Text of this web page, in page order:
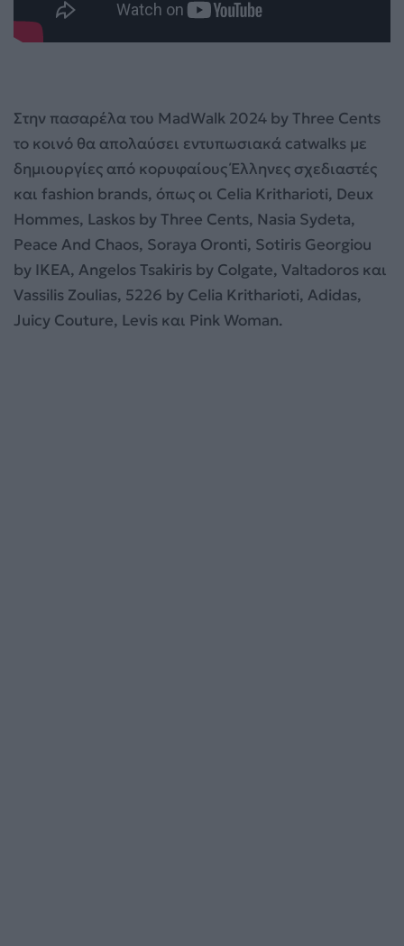
Στην πασαρέλα του MadWalk 2024 by Three Cents
το κοινό θα απολαύσει εντυπωσιακά catwalks με
δημιουργίες από κορυφαίους Έλληνες σχεδιαστές
και fashion brands, όπως οι Celia Kritharioti, Deux
Hommes, Laskos by Three Cents, Nasia Sydeta,
Peace And Chaos, Soraya Oronti, Sotiris Georgiou
by IKEA, Angelos Tsakiris by Colgate, Valtadoros και
Vassilis Zoulias, 5226 by Celia Kritharioti, Adidas,
Juicy Couture, Levis και Pink Woman.